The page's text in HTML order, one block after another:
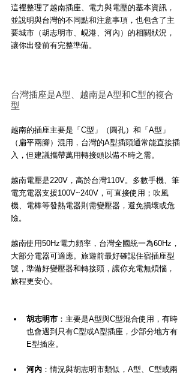
這裡整理了越南插座、電力與電壓的基本資訊，
並說明與台灣的不同點和注意事項，也包含了主
要城市（胡志明市、峴港、河內）的相關狀況，
讓你出發前有完整準備。
台灣插座是A型、越南是A型和C型的複合
型
越南的插座主要是「C型」（圓孔）和「A型」
（扁平兩腳）混用，台灣的A型插頭通常能直接插
入，但建議攜帶萬用轉接頭以備不時之需。
越南電壓是220V，高於台灣110V。多數手機、筆
電充電器支援100V~240V，可直接使用；吹風
機、電棒等發熱電器則需變壓器，避免損壞或危
險。
越南使用50Hz電力頻率，台灣全國統一為60Hz，
大部分電器可適應。旅遊前最好確認住宿插座型
號，準備好變壓器和轉接頭，讓你充電無煩惱，
旅程更安心。
胡志明市 ：主要是A型與C型混合使用，有時
也會遇到只有C型或A型插座，少部分地方有
E型插座。
河內 ：情況與胡志明市類似，A型、C型或兩